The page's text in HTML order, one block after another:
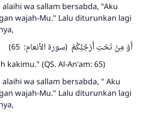
wa sallam bersabda, "Aku
wajah-Mu." Lalu diturunkan lagi
أَوْ مِنْ تَحْتِ أَرْجُلِكُمْ (سورة الأنعام: 65)
kakimu." (QS. Al-An'am: 65)
wa sallam bersabda, " Aku
wajah-Mu." Lalu diturunkan lagi
MUSLIM, 1893